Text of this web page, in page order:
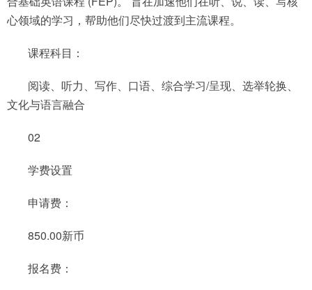
心领域的学习，帮助他们尽快过渡到主流课程。
课程科目：
阅读、听力、写作、口语、综合学习/呈现、选举轮换、
文化与语言融合
02
学费设置
申请费：
850.00新币
报名费：